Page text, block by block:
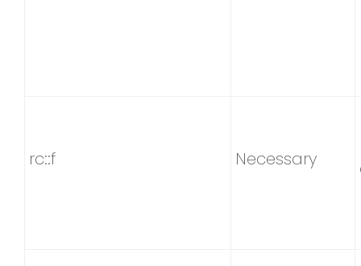
rc::f Necessary